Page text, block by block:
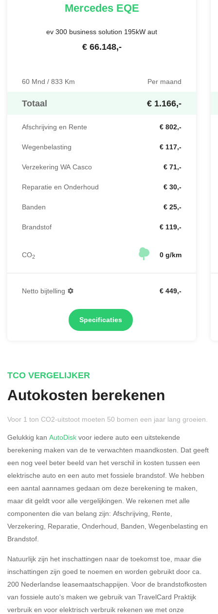
MercedesEQE
ev 300 business solution 195kW aut
€ 66.148,-
60 Mnd / 833 Km Per maand
Totaal € 1.166,-
Afschrijving en Rente € 802,-
Wegenbelasting € 117,-
Verzekering WA Casco € 71,-
Reparatie en Onderhoud € 30,-
Banden € 25,-
Brandstof € 119,-
CO2 0 g/km
Netto bijtelling € 449,-
Specificaties
Rijdt u meer dan 500
kilometer privé?
Ja Nee
Belastingspercentage
37,07% (Belastbaar tot €
69.399,- )
Eigen bijdrage
TCO VERGELIJKER
Autokosten berekenen
Voor 1 ton CO2-uitstoot moeten 50 bomen een jaar lang groeien.
Gelukkig kan AutoDisk voor iedere auto een uitstekende
berekening maken van de te verwachten maandkosten. Dat geeft
een nog veel beter beeld van het verschil in kosten tussen een
elektrische auto en een auto met fossiele brandstof. We hebben
een aantal aannames gedaan om deze berekening te maken,
maar dit geldt voor alle vergelijkingen. We rekenen met alle
componenten die van belang zijn: Afschrijving, Rente,
Verzekering, Reparatie, Onderhoud, Banden, Wegenbelasting en
Brandstof.
Natuurlijk zijn het inschattingen naar de toekomst toe, maar die
inschattingen zijn goed te noemen en worden gebruikt door ca.
200 Nederlandse leasemaatschappijen. Voor de brandstofkosten
van fossiele auto's maken we gebruik van TravelCard Praktijk
verbruik en voor elektrisch verbruik rekenen we met onze